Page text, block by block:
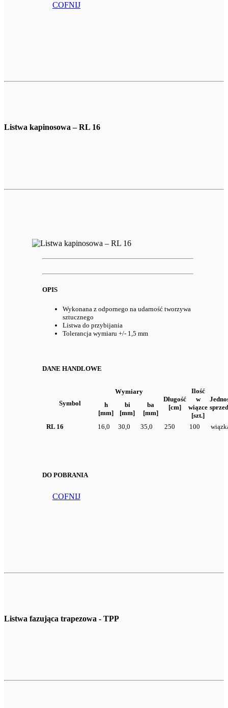
COFNIJ
Listwa kapinosowa – RL 16
OPIS
Wykonana z odpornego na udarność tworzywa
sztucznego
Listwa do przybijania
Tolerancja wymiaru +/- 1,5 mm
DANE HANDLOWE
Symbol
Wymiary
Długość
[cm]
Ilość
w
wiązce
[szt.]
h
[mm]
bi
[mm]
ba
[mm]
RL 16
16,0 30,0 35,0 250 100
DO POBRANIA
COFNIJ
Listwa fazująca trapezowa - TPP